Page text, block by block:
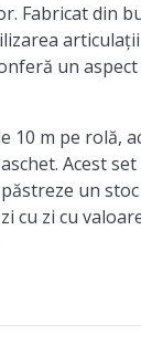
Fabricat din
un
10 m pe
Acest
un
cu zi cu